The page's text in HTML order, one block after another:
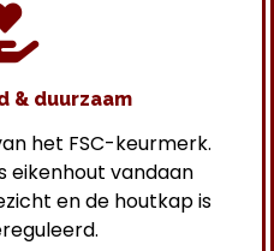
& duurzaam
het FSC-keurmerk.
eikenhout vandaan
en de houtkap is